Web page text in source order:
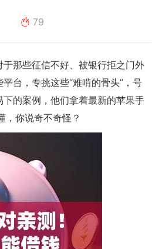
79
那些征信不好、被银行拒之门外
台，专挑这些“难啃的骨头”，号
的案例，他们拿着最新的苹果手
，你说奇不奇怪？